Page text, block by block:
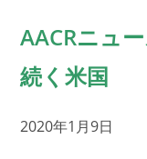
AACRニュ
続く米国
2020年1月9日